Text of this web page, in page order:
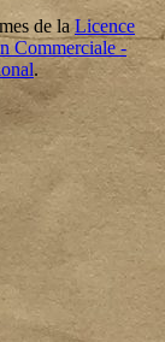
de laLicence
Commerciale -
.